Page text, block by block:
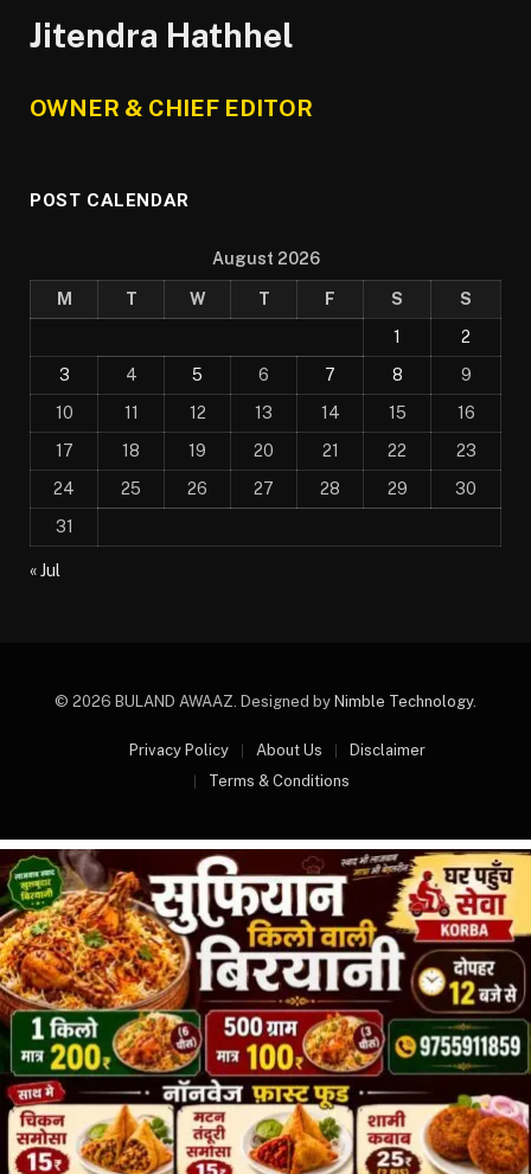
Jitendra Hathhel
OWNER & CHIEF EDITOR
POST CALENDAR
August 2026
M T W T F S
S
1
2
3
4 5 6 7 8
9
10
11 12 13 14 15
16
17
18 19 20 21 22
23
24
25 26 27 28 29
30
31
« Jul
© 2026 BULAND AWAAZ. Designed by Nimble Technology.
Privacy Policy About Us
Disclaimer
Terms & Conditions